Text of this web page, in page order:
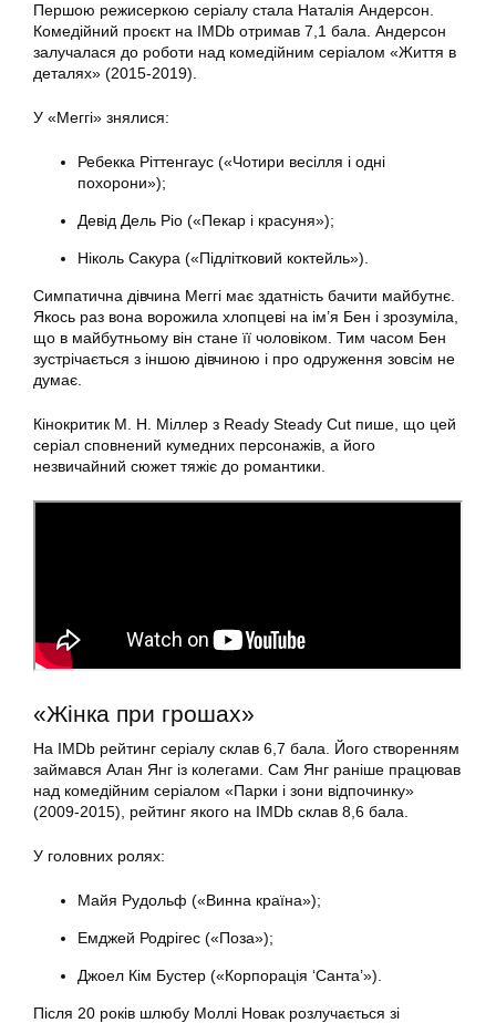
Першою режисеркою серіалу стала Наталія Андерсон.
Комедійний проєкт на IMDb отримав 7,1 бала. Андерсон
залучалася до роботи над комедійним серіалом «Життя в
деталях» (2015-2019).
У «Меггі» знялися:
Ребекка Ріттенгаус («Чотири весілля і одні
похорони»);
Девід Дель Ріо («Пекар і красуня»);
Ніколь Сакура («Підлітковий коктейль»).
Симпатична дівчина Меггі має здатність бачити майбутнє.
Якось раз вона ворожила хлопцеві на ім’я Бен і зрозуміла,
що в майбутньому він стане її чоловіком. Тим часом Бен
зустрічається з іншою дівчиною і про одруження зовсім не
думає.
Кінокритик М. Н. Міллер з Ready Steady Cut пише, що цей
серіал сповнений кумедних персонажів, а його
незвичайний сюжет тяжіє до романтики.
«Жінка при грошах»
На IMDb рейтинг серіалу склав 6,7 бала. Його створенням
займався Алан Янг із колегами. Сам Янг раніше працював
над комедійним серіалом «Парки і зони відпочинку»
(2009-2015), рейтинг якого на IMDb склав 8,6 бала.
У головних ролях:
Майя Рудольф («Винна країна»);
Емджей Родрігес («Поза»);
Джоел Кім Бустер («Корпорація ‘Санта’»).
Після 20 років шлюбу Моллі Новак розлучається зі